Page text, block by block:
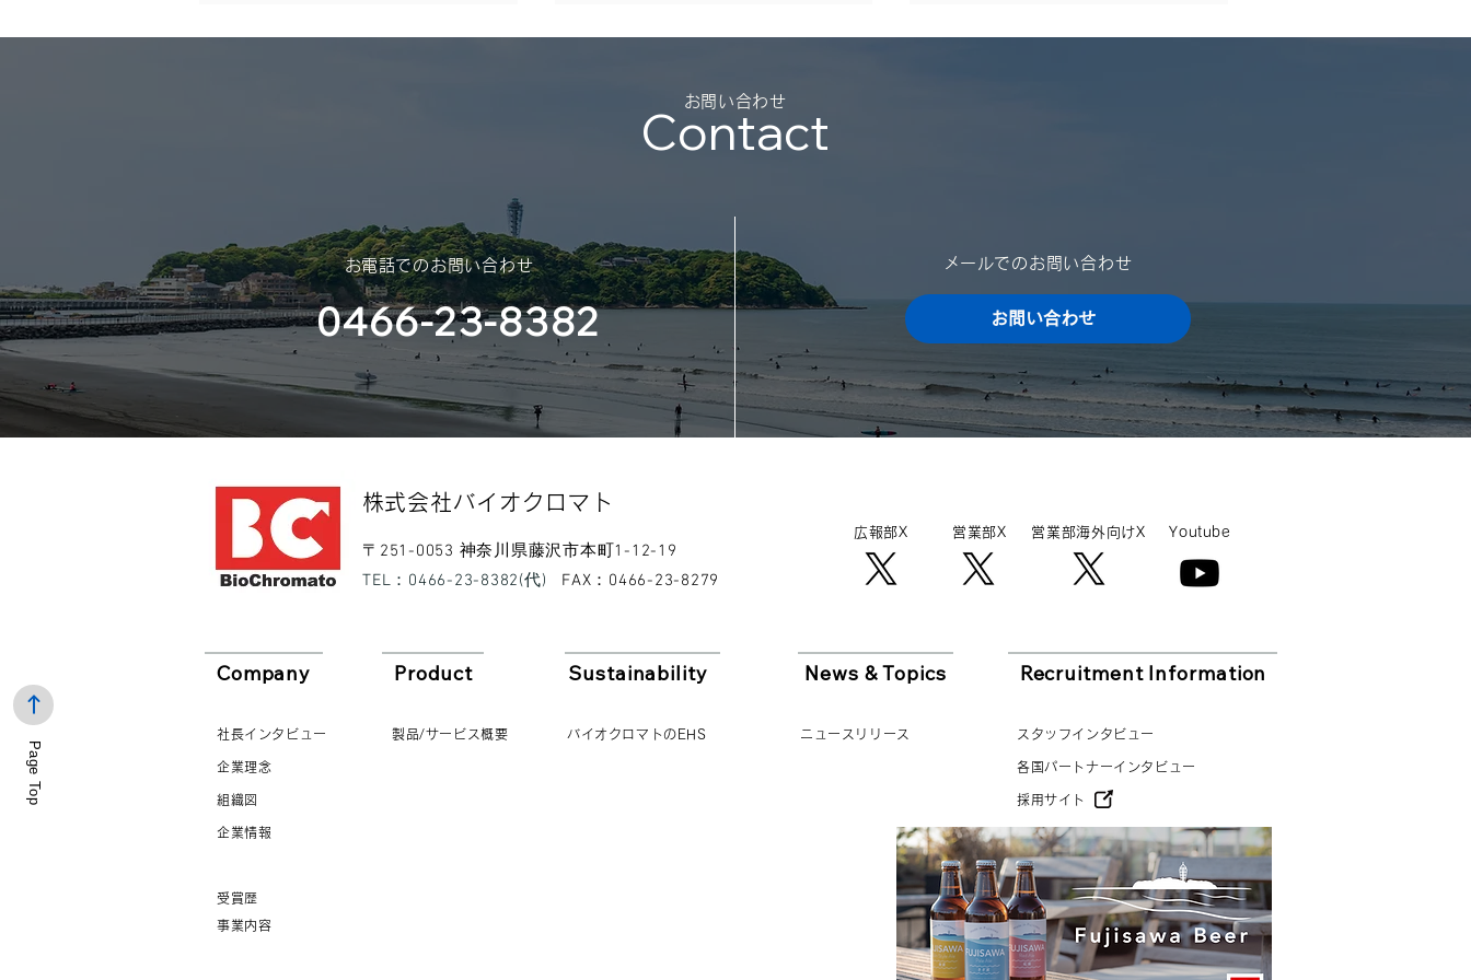
休業のご案内を申し上げます。
（神奈川大学体育会サッカー
部様）
了承いただきますよう、宜しくお
願い申し上げます。 ■ 夏季休業
日：2024年8月10日（土）～
2024年8月15日（木）...
Contact
​お問い合わせ
​お電話でのお問い合わせ
0466-23-8382
​メールでのお問い合わせ
お問い合わせ
Page Top
​株式会社バイオクロマト​
​〒251-0053 神奈川県藤沢市本町1-12-19
​TEL：0466-23-8382(代)
​FAX：0466-23-8279
広報​部X 営業部X 営業部海外向けX Youtube
Company
社長インタビュー
企業理念
組織図
企業情報
受賞歴
Product
製品/サービス概要
事業内容
Sustainability
バイオクロマトのEHS
News & Topics
ニュースリリース
Recruitment Information
スタッフインタビュー
各国パートナーインタビュー
採用サイト